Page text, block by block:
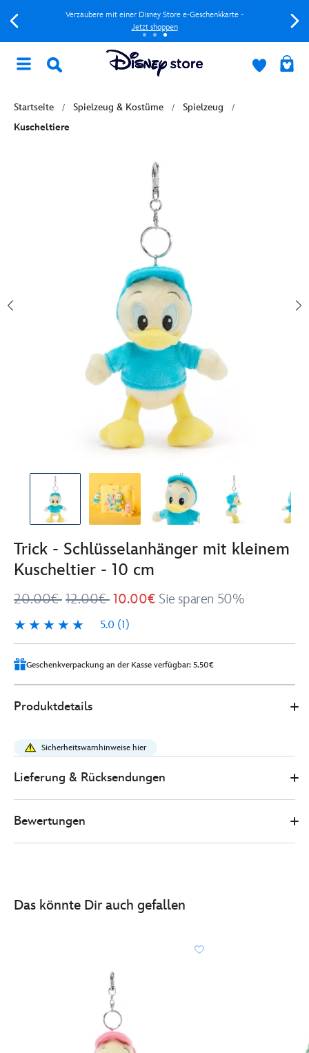
Verzaubere mit einer Disney Store e-Geschenkkarte -
Jetzt shoppen
Startseite Spielzeug & Kostüme
Spielzeug
Kuscheltiere
Trick - Schlüsselanhänger mit kleinem
Kuscheltier - 10 cm
20.00€ 12.00€ 10.00€ Sie sparen 50%
5.0 (1)
5.0
1
Geschenkverpackung an der Kasse verfügbar: 5.50€
Store
10.00
schluesselanhaenger-
kuscheltier-
http://schema.org/InStock
Produktdetails
Sicherheitswarnhinweise hier
Lieferung & Rücksendungen
Bewertungen
Das könnte Dir auch gefallen